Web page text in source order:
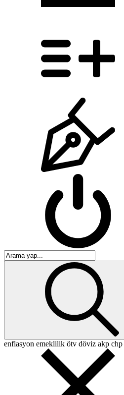
enflasyon emeklilik ötv döviz akp chp